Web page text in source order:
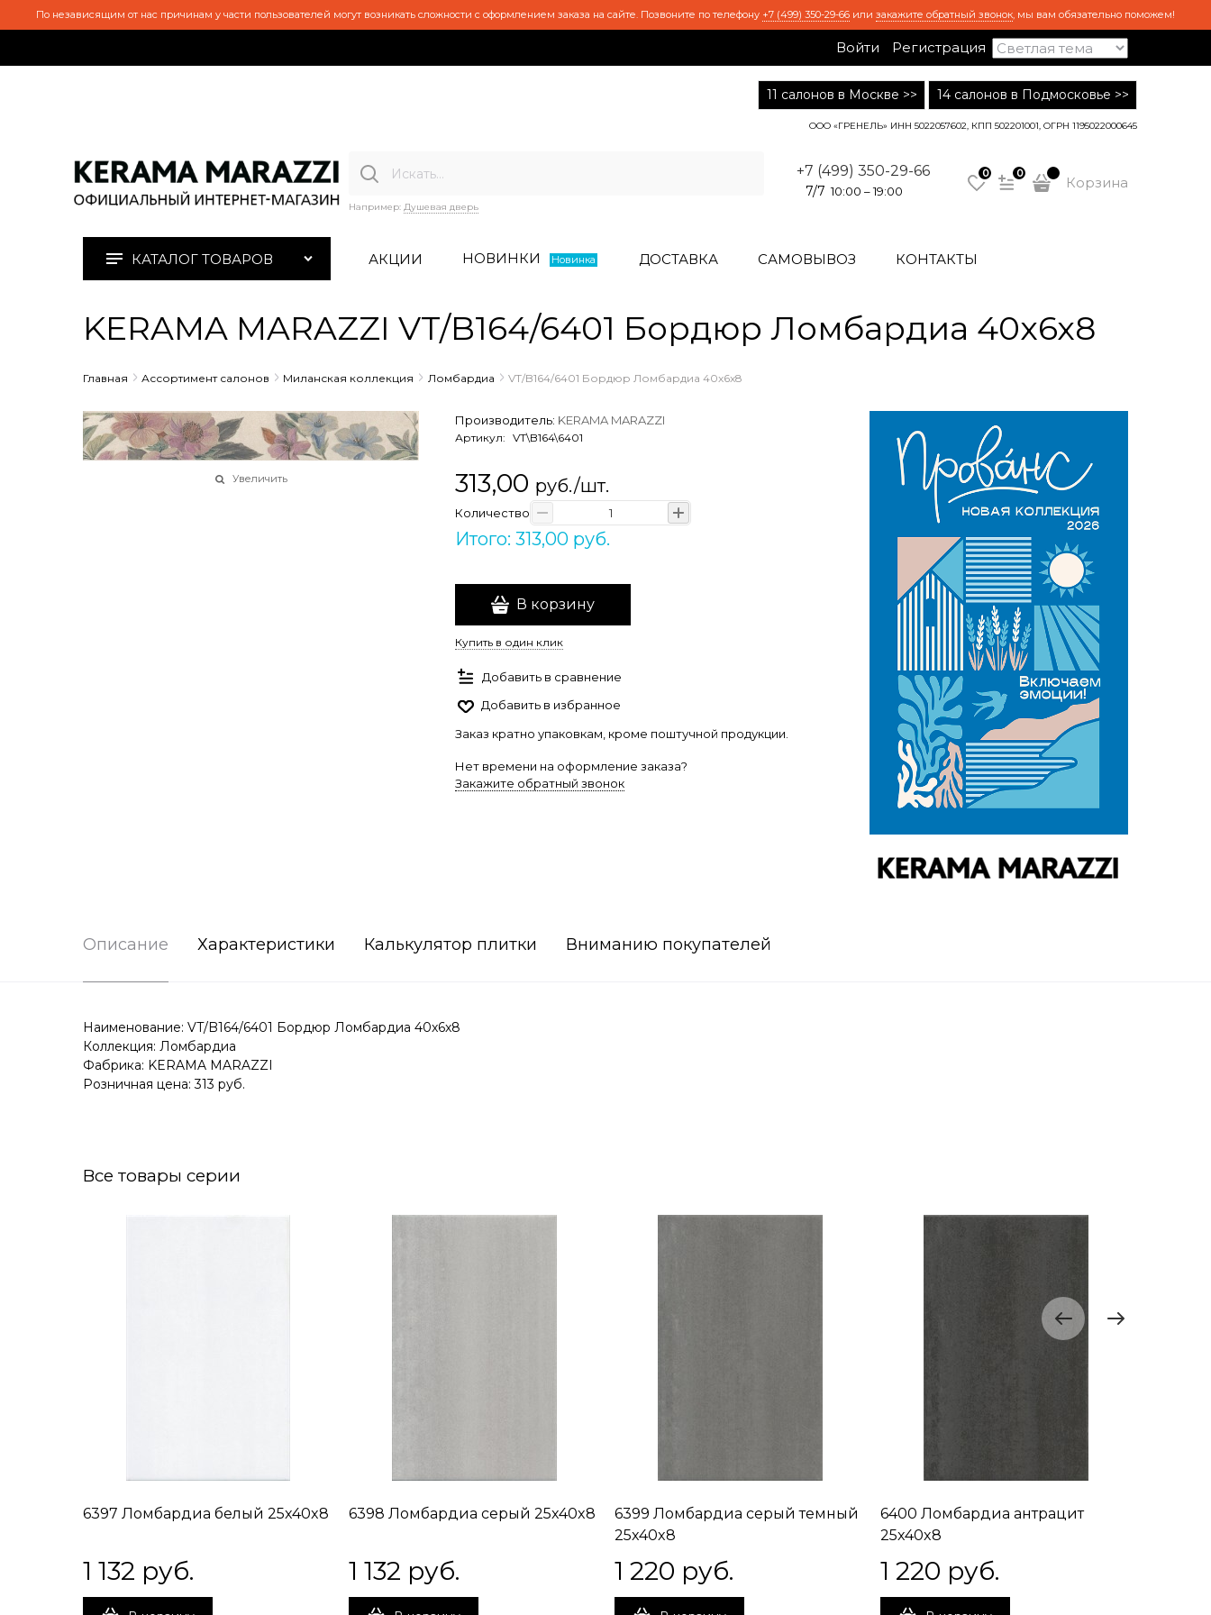
По независящим от нас причинам у части пользователей могут возникать сложности с оформлением заказа на сайте. Позвоните по телефону +7 (499) 350-29-66 или закажите обратный звонок, мы вам обязательно поможем!
Войти Регистрация
11 салонов в Москве >> 14 салонов в Подмосковье >>
ООО «ГРЕНЕЛЬ» ИНН 5022057602, КПП 502201001, ОГРН 1195022000645
Например: Душевая дверь
+7 (499) 350-29-66
7/7 10:00 – 19:00
0 0
Корзина
КАТАЛОГ ТОВАРОВ АКЦИИ НОВИНКИ Новинка ДОСТАВКА САМОВЫВОЗ КОНТАКТЫ
KERAMA MARAZZI VT/B164/6401 Бордюр Ломбардиа 40x6x8
Главная Ассортимент салонов Миланская коллекция Ломбардиа VT/B164/6401 Бордюр Ломбардиа 40x6x8
Увеличить
Производитель: KERAMA MARAZZI
Артикул: VT\B164\6401
313,00 руб./шт.
Количество
Итого: 313,00 руб.
В корзину
Купить в один клик
Добавить в сравнение
Добавить в избранное
Заказ кратно упаковкам, кроме поштучной продукции.
Нет времени на оформление заказа?
Закажите обратный звонок
Описание Характеристики Калькулятор плитки Вниманию покупателей
Наименование: VT/B164/6401 Бордюр Ломбардиа 40x6x8
Коллекция: Ломбардиа
Фабрика: KERAMA MARAZZI
Розничная цена: 313 руб.
Все товары серии
6397 Ломбардиа белый 25x40x8
1 132 руб.
6398 Ломбардиа серый 25x40x8
1 132 руб.
6399 Ломбардиа серый темный
25x40x8
1 220 руб.
6400 Ломбардиа антрацит
25x40x8
1 220 руб.